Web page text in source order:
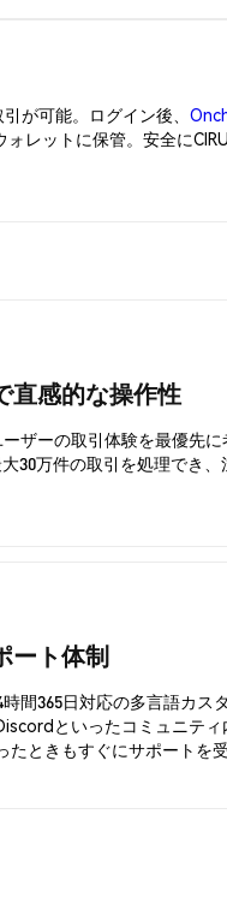
が可能。ログイン後、
レットに保管。安全に
直感的な操作性
ザーの取引体験を最優先
30万件の取引を処理でき、
ート体制
間365日対応の多言語カス
といったコミュニテ
たときもすぐにサポートを